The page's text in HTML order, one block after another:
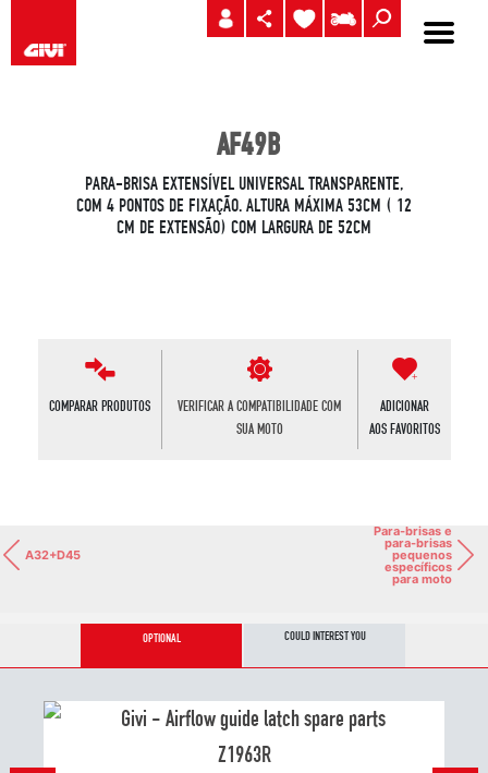
AF49B
PARA-BRISA EXTENSÍVEL UNIVERSAL TRANSPARENTE,
COM 4 PONTOS DE FIXAÇÃO. ALTURA MÁXIMA 53CM ( 12
CM DE EXTENSÃO) COM LARGURA DE 52CM
COMPARAR PRODUTOS
VERIFICAR A COMPATIBILIDADE COM
SUA MOTO
ADICIONAR
AOS FAVORITOS
A32+D45
Para-brisas e
para-brisas
pequenos
específicos
para moto
OPTIONAL COULD INTEREST YOU
Z1963R